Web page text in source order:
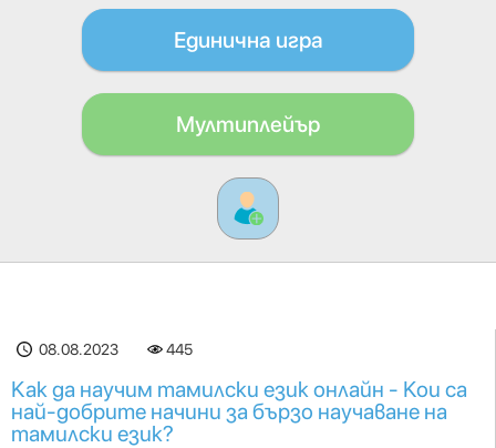
Единична игра
Мултиплейър
08.08.2023 445
Как да научим тамилски език онлайн - Кои са
най-добрите начини за бързо научаване на
тамилски език?